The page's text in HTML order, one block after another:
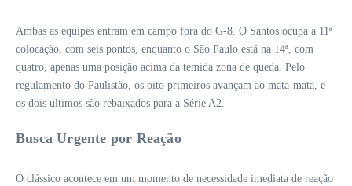
Ambas as equipes entram em campo fora do G-8. O Santos ocupa a 11ª
colocação, com seis pontos, enquanto o São Paulo está na 14ª, com
quatro, apenas uma posição acima da temida zona de queda. Pelo
regulamento do Paulistão, os oito primeiros avançam ao mata-mata, e
os dois últimos são rebaixados para a Série A2.
Busca Urgente por Reação
O clássico acontece em um momento de necessidade imediata de reação